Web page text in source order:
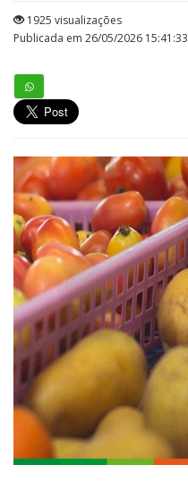
1925 visualizações
Publicada em 26/05/2026 15:41:33